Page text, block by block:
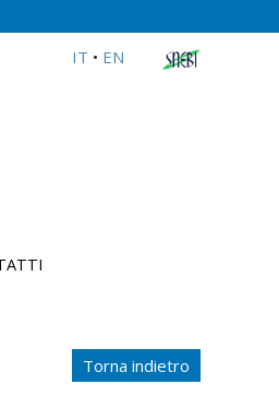
IT • EN
Torna indietro